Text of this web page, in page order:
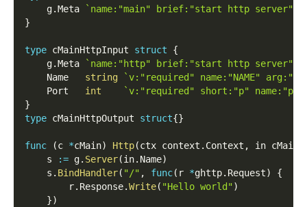
    g
.Meta
`name:"main" brief:"start http server"`
}
type cMainHttpInput struct
{
    g
.Meta
`name:"http" brief:"start http server"`
    Name
string
`v:"required" name:"NAME"
    Port
int
`v:"required" short:"p"
}
type cMainHttpOutput struct{}
func (c *cMain) Http(ctx context . Context ,
in
    s
:= g. Server(in. Name)
    s
. BindHandler( "/" , func( r *ghttp. Request)
{
        r
. Response.Write( "Hello world")
})